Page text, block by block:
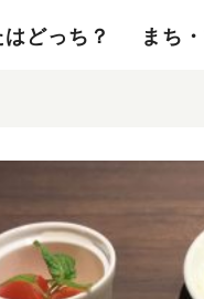
どっち？ まち